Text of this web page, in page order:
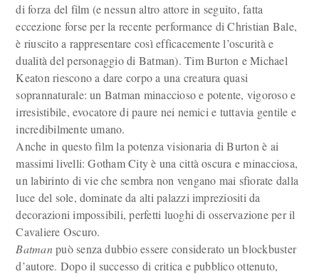
di forza del film (e nessun altro attore in seguito, fatta
eccezione forse per la recente performance di Christian Bale,
è riuscito a rappresentare così efficacemente l’oscurità e
dualità del personaggio di Batman). Tim Burton e Michael
Keaton riescono a dare corpo a una creatura quasi
soprannaturale: un Batman minaccioso e potente, vigoroso e
irresistibile, evocatore di paure nei nemici e tuttavia gentile e
incredibilmente umano.
Anche in questo film la potenza visionaria di Burton è ai
massimi livelli: Gotham City è una città oscura e minacciosa,
un labirinto di vie che sembra non vengano mai sfiorate dalla
luce del sole, dominate da alti palazzi impreziositi da
decorazioni impossibili, perfetti luoghi di osservazione per il
Cavaliere Oscuro.
Batmanpuò senza dubbio essere considerato un blockbuster
d’autore. Dopo il successo di critica e pubblico ottenuto,